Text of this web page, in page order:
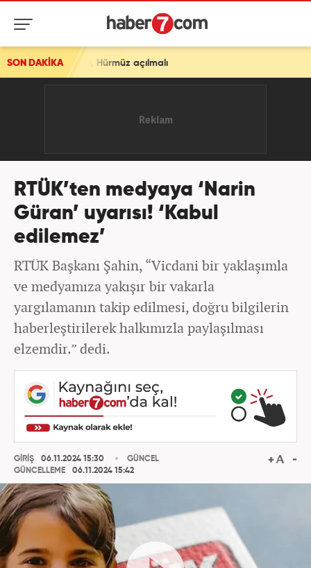
SON DAKİKA
açılmalı
RTÜK’ten medyaya ‘Narin
Güran’ uyarısı! ‘Kabul
edilemez’
RTÜK Başkanı Şahin, “Vicdani bir yaklaşımla
ve medyamıza yakışır bir vakarla
yargılamanın takip edilmesi, doğru bilgilerin
haberleştirilerek halkımızla paylaşılması
elzemdir.” dedi.
GİRİŞ
06.11.2024 15:30
GÜNCELLEME
06.11.2024 15:42
GÜNCEL